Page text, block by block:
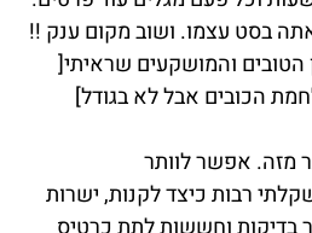
בסט עצמו. ושוב מקום ענק !!
הטובים והמושקעים שראיתי[
הכובים אבל לא בגודל]
מזה. אפשר לוותר
רבות כיצד לקנות, ישרות